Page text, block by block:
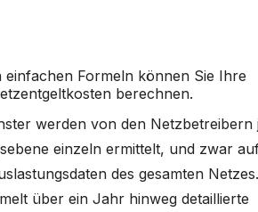
einfachen Formeln können Sie Ihre
berechnen.
werden von den Netzbetreibern
einzeln ermittelt, und zwar
des gesamten
über ein Jahr hinweg detaillierte